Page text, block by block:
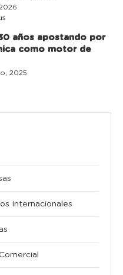
años apostando por
como motor de
2025
Internacionales